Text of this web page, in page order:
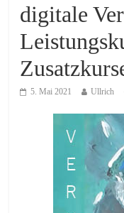
digitale
5. Mai 2021 Ullrich